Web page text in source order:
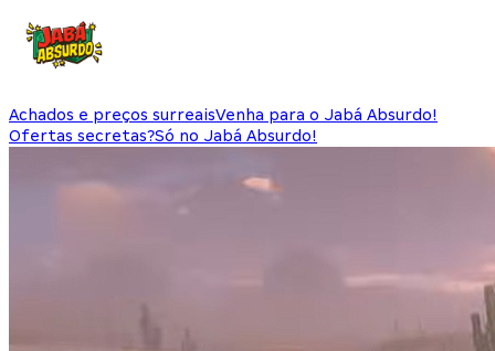
Achados e preços surreaisVenha para o Jabá Absurdo!
Ofertas secretas?Só no Jabá Absurdo!